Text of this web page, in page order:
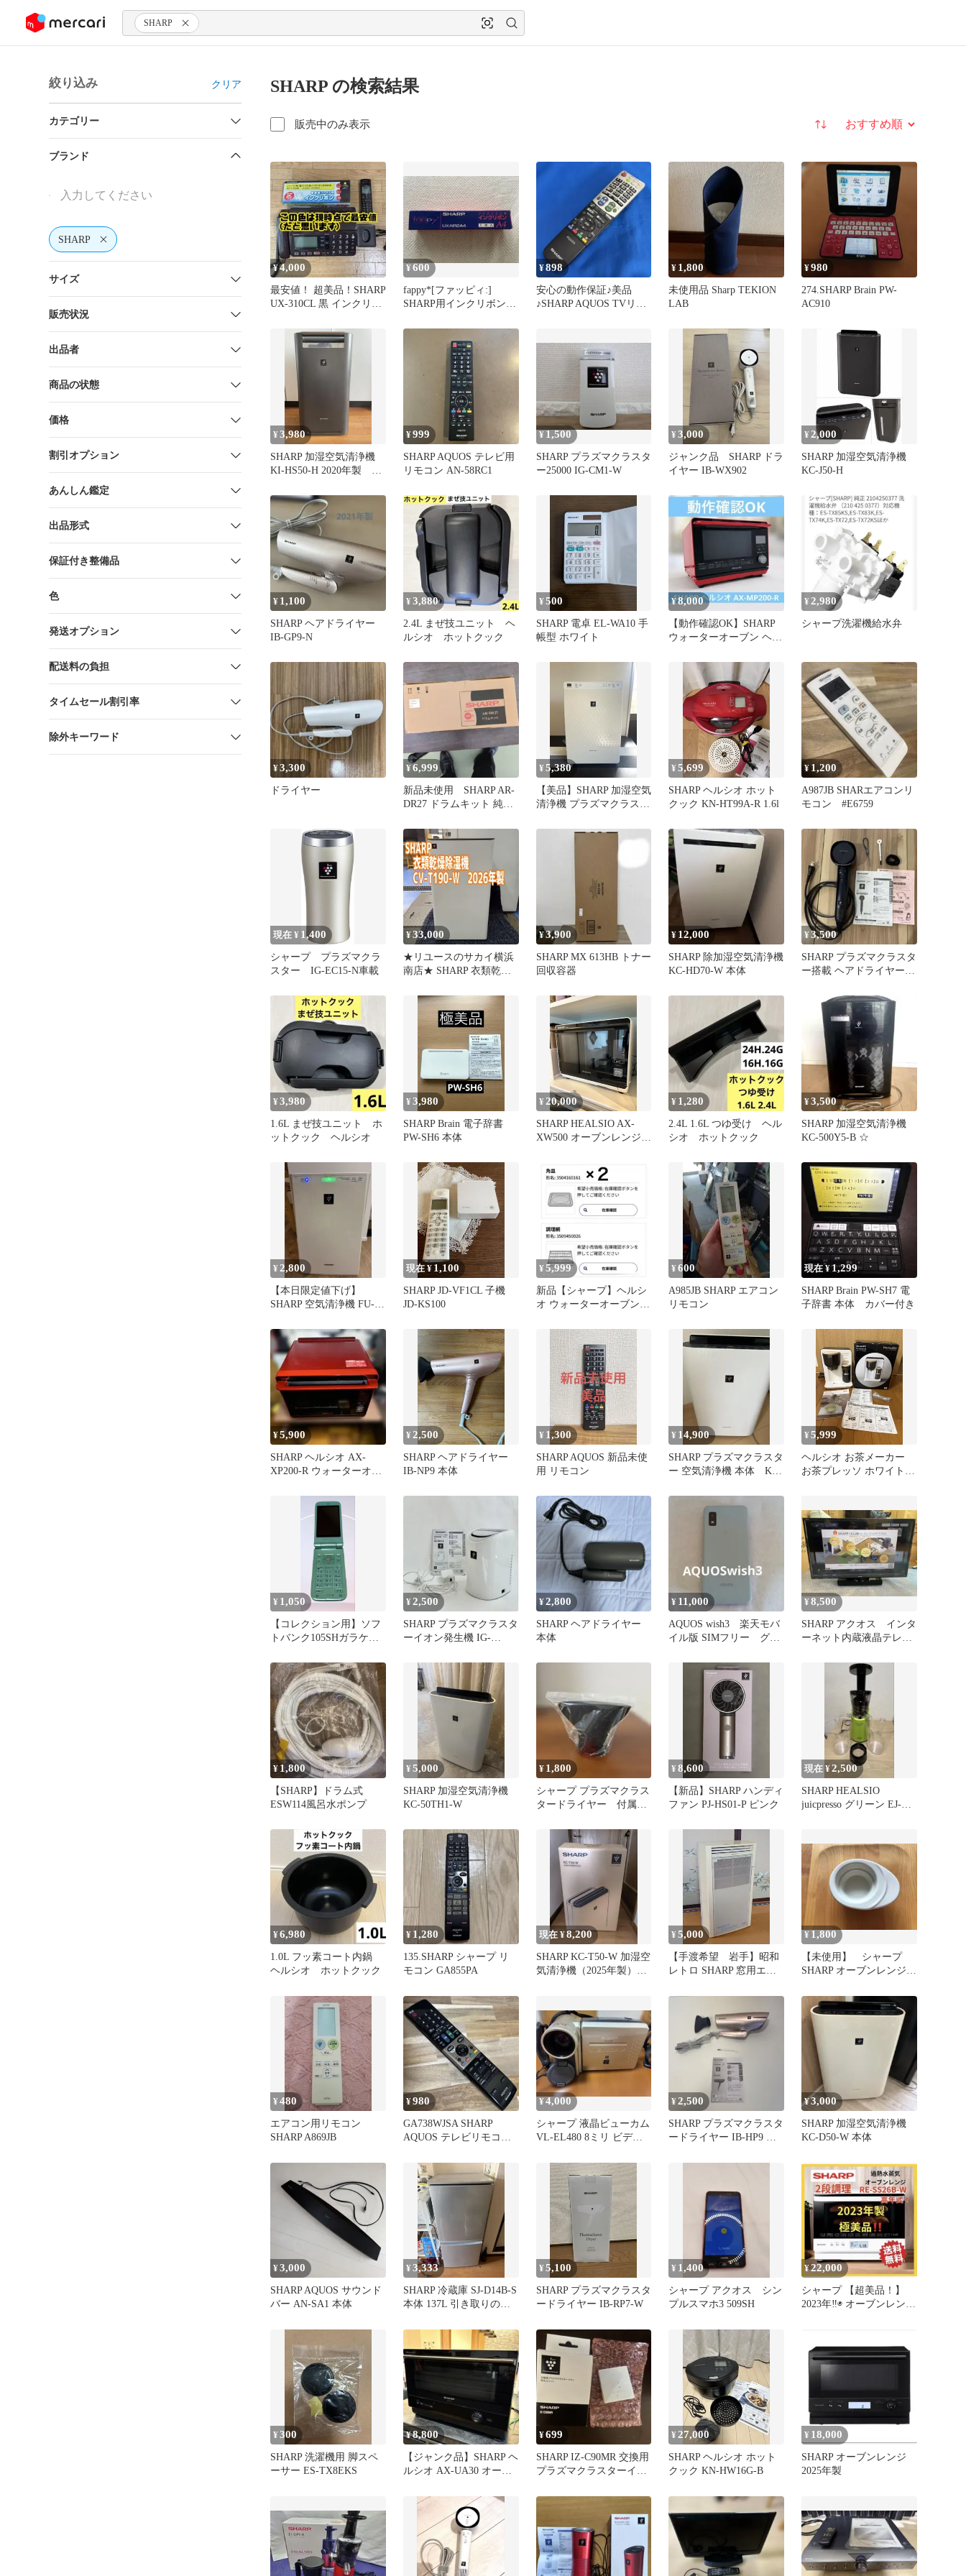
ツにスキップ SHARP
絞り込み クリア
カテゴリー
ブランド
SHARP
サイズ
販売状況
出品者
商品の状態
価格
割引オプション
あんしん鑑定
出品形式
保証付き整備品
色
発送オプション
配送料の負担
タイムセール割引率
除外キーワード
SHARP の検索結果
販売中のみ表示 並び替え
¥4,000
最安値！ 超美品！SHARP
UX-310CL 黒 インクリボ
¥600
fappy*[ファッピィ:]
SHARP用インクリボン
¥898
安心の動作保証♪美品
♪SHARP AQUOS TVリモ
¥ 1,800
未使用品 Sharp TEKION
LAB
¥980
274.SHARP Brain PW-
AC910
¥3,980
SHARP 加湿空気清浄機
KI-HS50-H 2020年製 中
¥999
SHARP AQUOS テレビ用
リモコン AN-58RC1
¥ 1,500
SHARP プラズマクラスタ
ー25000 IG-CM1-W
¥3,000
ジャンク品 SHARP ドラ
イヤー IB-WX902
¥ 2,000
SHARP 加湿空気清浄機
KC-J50-H
¥ 1,100
SHARP ヘアドライヤー
IB-GP9-N
¥3,880
2.4L まぜ技ユニット ヘ
ルシオ ホットクック
¥500
SHARP 電卓 EL-WA10 手
帳型 ホワイト
¥8,000
【動作確認OK】SHARP
ウォーターオーブン ヘル
¥ 2,980
シャープ洗濯機給水弁
¥3,300
ドライヤー
¥6,999
新品未使用 SHARP AR-
DR27 ドラムキット 純正
¥5,380
【美品】SHARP 加湿空気
清浄機 プラズマクラスタ
策
¥5,699
SHARP ヘルシオ ホット
クック KN-HT99A-R 1.6l
¥ 1,200
A987JB SHARエアコンリ
モコン #E6759
現在 ¥ 1,400
シャープ プラズマクラ
スター IG-EC15-N車載
¥33,000
★リユースのサカイ横浜
南店★ SHARP 衣類乾燥
製 管理0807-01
¥3,900
SHARP MX 613HB トナー
回収容器
¥ 12,000
SHARP 除加湿空気清浄機
KC-HD70-W 本体
¥3,500
SHARP プラズマクラスタ
ー搭載 ヘアドライヤー
¥3,980
1.6L まぜ技ユニット ホ
ットクック ヘルシオ
¥3,980
SHARP Brain 電子辞書
PW-SH6 本体
¥ 20,000
SHARP HEALSIO AX-
XW500 オーブンレンジ
¥ 1,280
2.4L 1.6L つゆ受け ヘル
シオ ホットクック
¥3,500
SHARP 加湿空気清浄機
KC-500Y5-B ☆
¥ 2,800
【本日限定値下げ】
SHARP 空気清浄機 FU-
ー
現在 ¥ 1,100
SHARP JD-VF1CL 子機
JD-KS100
¥ 5,999
新品【シャープ】ヘルシ
オ ウォーターオーブン
¥600
A985JB SHARP エアコン
リモコン
現在 ¥1,299
SHARP Brain PW-SH7 電
子辞書 本体 カバー付き
¥5,900
SHARP ヘルシオ AX-
XP200-R ウォーターオー
¥ 2,500
SHARP ヘアドライヤー
IB-NP9 本体
¥ 1,300
SHARP AQUOS 新品未使
用 リモコン
¥ 14,900
SHARP プラズマクラスタ
ー 空気清浄機 本体 KC-
¥5,999
ヘルシオ お茶メーカー
お茶プレッソ ホワイト系
¥ 1,050
【コレクション用】ソフ
トバンク105SHガラケー
ープ
¥2,500
SHARP プラズマクラスタ
ーイオン発生機 IG-
¥2,800
SHARP ヘアドライヤー
本体
¥ 11,000
AQUOS wish3 楽天モバ
イル版 SIMフリー グリ
¥8,500
SHARP アクオス インタ
ーネット内蔵液晶テレ
¥ 1,800
【SHARP】ドラム式
ESW114風呂水ポンプ
¥5,000
SHARP 加湿空気清浄機
KC-50TH1-W
¥ 1,800
シャープ プラズマクラス
タードライヤー 付属
¥8,600
【新品】SHARP ハンディ
ファン PJ-HS01-P ピンク
現在 ¥2,500
SHARP HEALSIO
juicpresso グリーン EJ-
¥6,980
1.0L フッ素コート内鍋
ヘルシオ ホットクック
¥ 1,280
135.SHARP シャープ リ
モコン GA855PA
現在 ¥8,200
SHARP KC-T50-W 加湿空
気清浄機（2025年製）お
¥5,000
【手渡希望 岩手】昭和
レトロ SHARP 窓用エア
¥ 1,800
【未使用】 シャープ
SHARP オーブンレンジ
¥480
エアコン用リモコン
SHARP A869JB
¥980
GA738WJSA SHARP
AQUOS テレビリモコ
¥4,000
シャープ 液晶ビューカム
VL-EL480 8ミリ ビデオ
¥2,500
SHARP プラズマクラスタ
ードライヤー IB-HP9 本
¥3,000
SHARP 加湿空気清浄機
KC-D50-W 本体
¥3,000
SHARP AQUOS サウンド
バー AN-SA1 本体
¥3,333
SHARP 冷蔵庫 SJ-D14B-S
本体 137L 引き取りの
¥5,100
SHARP プラズマクラスタ
ードライヤー IB-RP7-W
¥ 1,400
シャープ アクオス シン
プルスマホ3 509SH
¥22,000
シャープ 【超美品！】
2023年‼️◉ オーブンレンジ
¥300
SHARP 洗濯機用 脚スペ
ーサー ES-TX8EKS
¥8,800
【ジャンク品】SHARP ヘ
ルシオ AX-UA30 オーブ
¥699
SHARP IZ-C90MR 交換用
プラズマクラスターイオ
¥27,000
SHARP ヘルシオ ホット
クック KN-HW16G-B
¥ 18,000
SHARP オーブンレンジ
2025年製